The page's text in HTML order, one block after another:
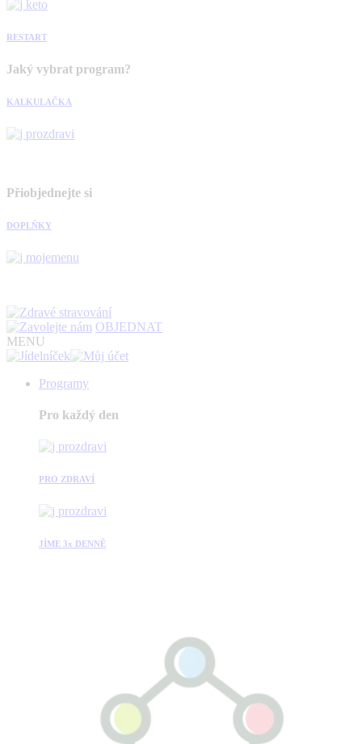
RESTART
Jaký vybrat program?
KALKULAČKA
Přiobjednejte si
DOPLŇKY
OBJEDNAT
MENU
Programy
Pro každý den
PRO ZDRAVÍ
JÍME 3x DENNĚ